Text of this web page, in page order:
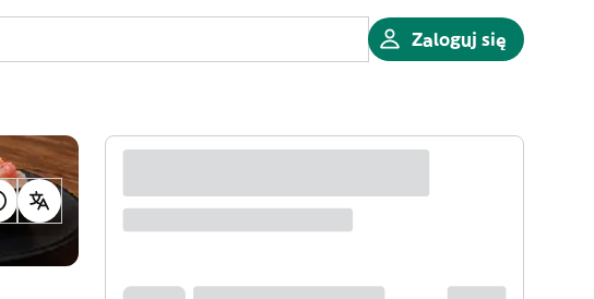
Zaloguj się